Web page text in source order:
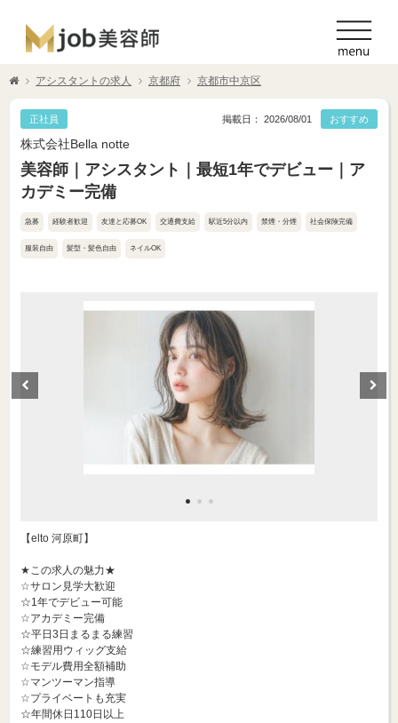
アシスタントの求人 京都府 京都市中京区
正社員 おすすめ
掲載日： 2026/08/01
株式会社Bella notte
美容師｜アシスタント｜最短1年でデビュー｜ア
カデミー完備
急募 経験者歓迎 友達と応募OK 交通費支給 駅近5分以内 禁煙・分煙 社会保険完備
服装自由 髪型・髪色自由 ネイルOK
【elto 河原町】
★この求人の魅力★
☆サロン見学大歓迎
☆1年でデビュー可能
☆アカデミー完備
☆平日3日まるまる練習
☆練習用ウィッグ支給
☆モデル費用全額補助
☆マンツーマン指導
☆プライベートも充実
☆年間休日110日以上